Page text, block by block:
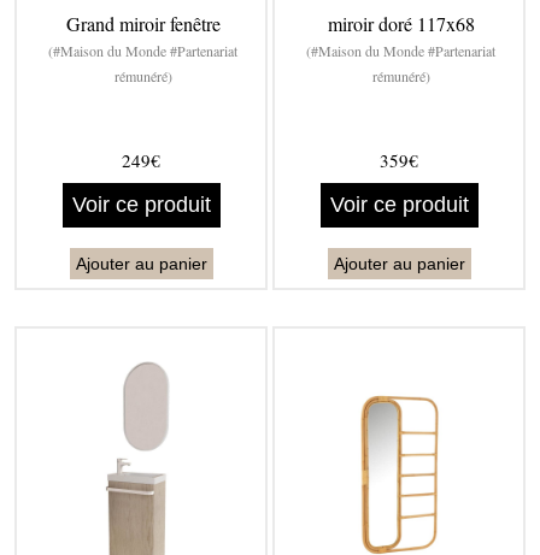
Grand miroir fenêtre
(#Maison du Monde #Partenariat
rémunéré)
249€
Voir ce produit
Ajouter au panier
miroir doré 117x68
(#Maison du Monde #Partenariat
rémunéré)
359€
Voir ce produit
Ajouter au panier